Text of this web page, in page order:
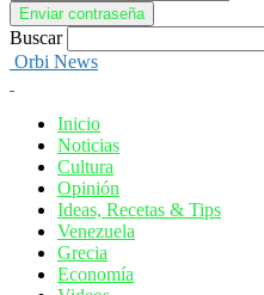
Buscar
Orbi News
Inicio
Noticias
Cultura
Opinión
Ideas, Recetas & Tips
Venezuela
Grecia
Economía